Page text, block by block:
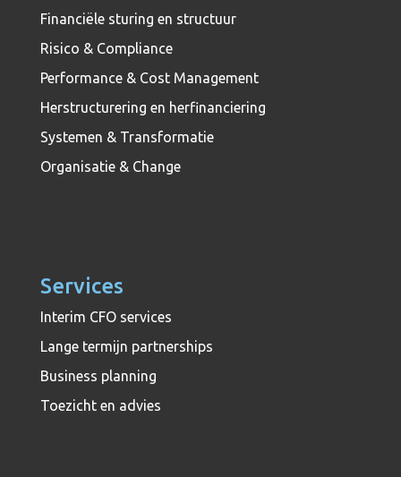
Financiële sturing en structuur
Risico & Compliance
Performance & Cost Management
Herstructurering en herfinanciering
Systemen & Transformatie
Organisatie & Change
Services
Interim CFO services
Lange termijn partnerships
Business planning
Toezicht en advies